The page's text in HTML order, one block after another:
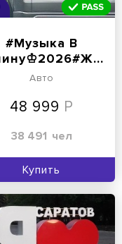
#Музыка В
Машину♔2026#ЖивитеГромко
Авто
48 999
38 491 чел
Купить